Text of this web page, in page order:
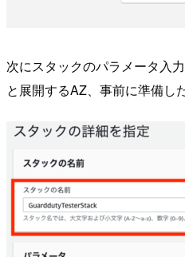
次にスタックのパラメータ入
と展開するAZ、事前に準備し